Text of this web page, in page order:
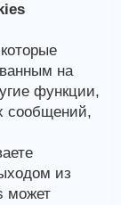
на
функции,
сообщений,
из
может